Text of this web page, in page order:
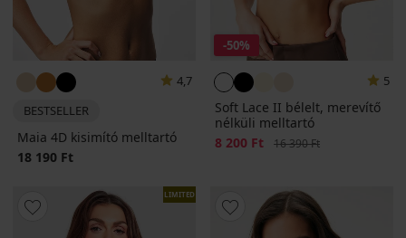
4,7
BESTSELLER
Maia 4D kisimító melltartó
18 190 Ft
-50%
5
Soft Lace II bélelt, merevítő
nélküli melltartó
Kedvezmény
8 200 Ft Eredeti ár
16 390 Ft
LIMITED